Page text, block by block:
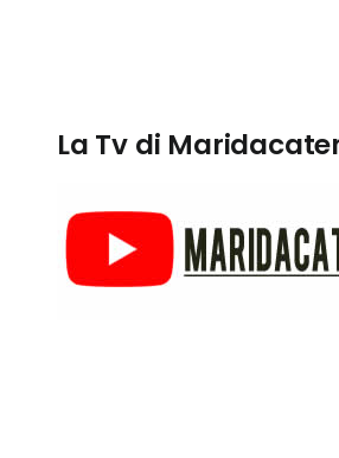
La Tv di